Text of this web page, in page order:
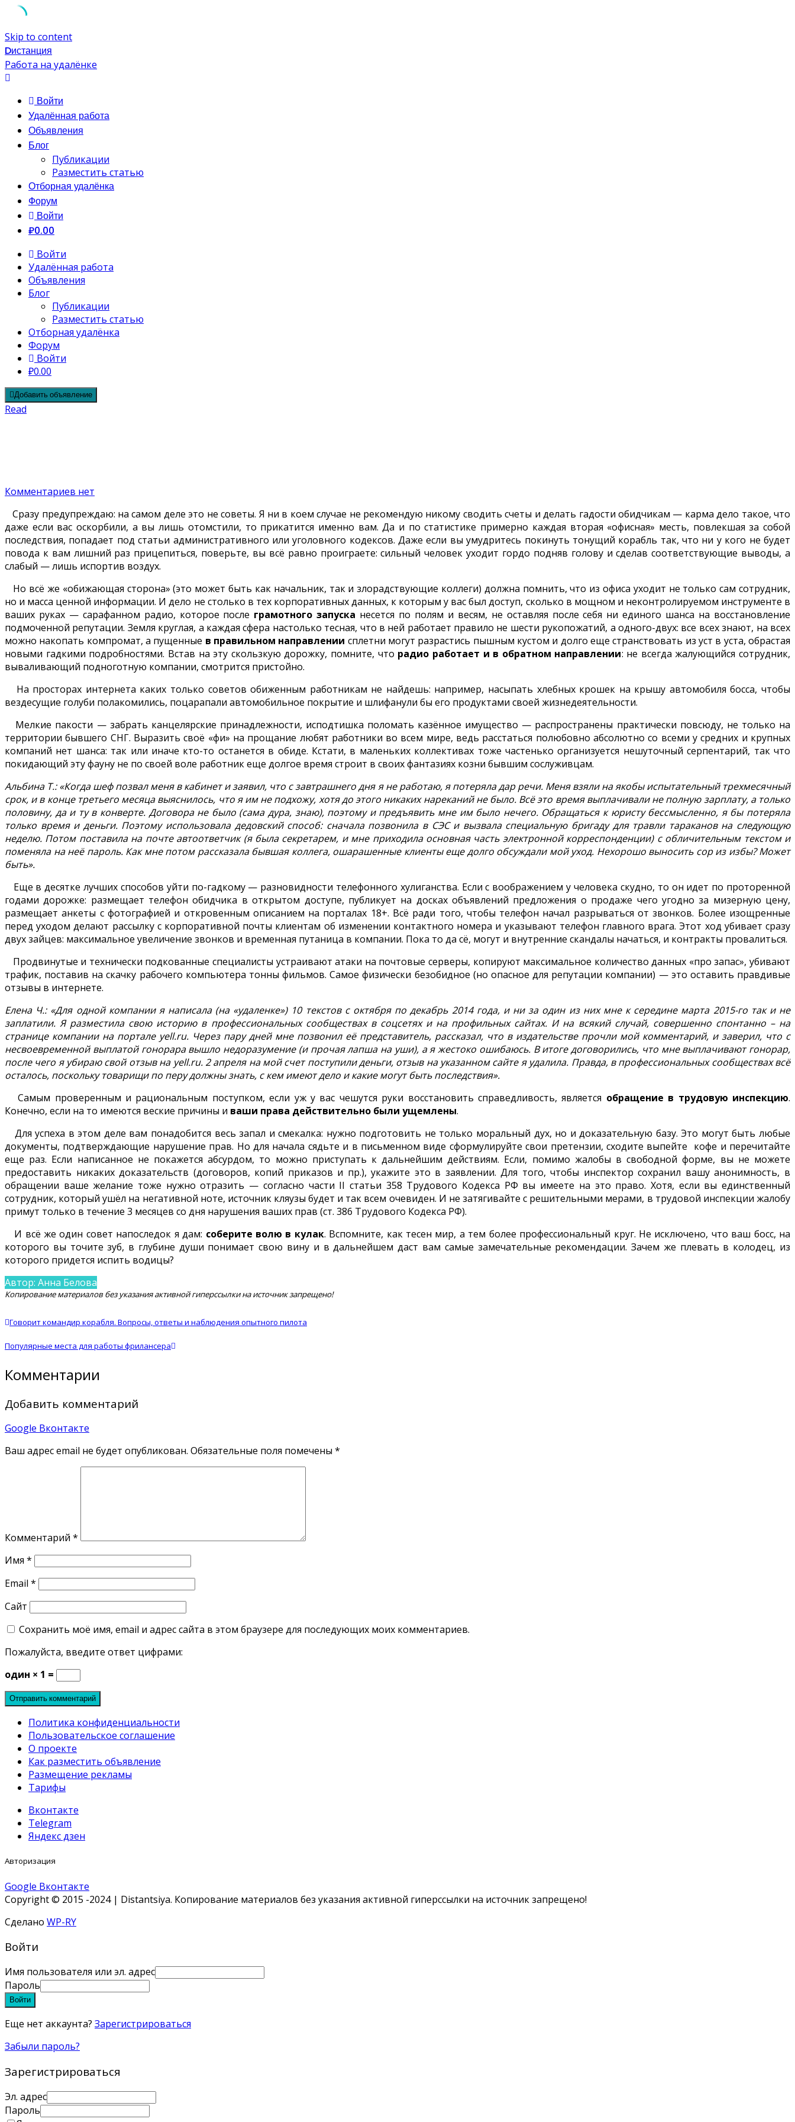
Skip to content
Dистанция
Работа на удалёнке
Войти
Удалённая работа
Объявления
Блог
Публикации
Разместить статью
Отборная удалёнка
Форум
Войти
₽0.00
Войти
Удалённая работа
Объявления
Блог
Публикации
Разместить статью
Отборная удалёнка
Форум
Войти
₽0.00
Добавить объявление
Read
Комментариев нет
Сразу предупреждаю: на самом деле это не советы. Я ни в коем случае не рекомендую никому сводить счеты и делать гадости обидчикам — карма дело такое, что
даже если вас оскорбили, а вы лишь отомстили, то прикатится именно вам. Да и по статистике примерно каждая вторая «офисная» месть, повлекшая за собой
последствия, попадает под статьи административного или уголовного кодексов. Даже если вы умудритесь покинуть тонущий корабль так, что ни у кого не будет
повода к вам лишний раз прицепиться, поверьте, вы всё равно проиграете: сильный человек уходит гордо подняв голову и сделав соответствующие выводы, а
слабый — лишь испортив воздух.
Но всё же «обижающая сторона» (это может быть как начальник, так и злорадствующие коллеги) должна помнить, что из офиса уходит не только сам сотрудник,
но и масса ценной информации. И дело не столько в тех корпоративных данных, к которым у вас был доступ, сколько в мощном и неконтролируемом инструменте в
ваших руках — сарафанном радио, которое после грамотного запуска несется по полям и весям, не оставляя после себя ни единого шанса на восстановление
подмоченной репутации. Земля круглая, а каждая сфера настолько тесная, что в ней работает правило не шести рукопожатий, а одного-двух: все всех знают, на всех
можно накопать компромат, а пущенные в правильном направлении сплетни могут разрастись пышным кустом и долго еще странствовать из уст в уста, обрастая
новыми гадкими подробностями. Встав на эту скользкую дорожку, помните, что радио работает и в обратном направлении: не всегда жалующийся сотрудник,
вываливающий подноготную компании, смотрится пристойно.
На просторах интернета каких только советов обиженным работникам не найдешь: например, насыпать хлебных крошек на крышу автомобиля босса, чтобы
вездесущие голуби полакомились, поцарапали автомобильное покрытие и шлифанули бы его продуктами своей жизнедеятельности.
Мелкие пакости — забрать канцелярские принадлежности, исподтишка поломать казённое имущество — распространены практически повсюду, не только на
территории бывшего СНГ. Выразить своё «фи» на прощание любят работники во всем мире, ведь расстаться полюбовно абсолютно со всеми у средних и крупных
компаний нет шанса: так или иначе кто-то останется в обиде. Кстати, в маленьких коллективах тоже частенько организуется нешуточный серпентарий, так что
покидающий эту фауну не по своей воле работник еще долгое время строит в своих фантазиях козни бывшим сослуживцам.
Альбина Т.: «Когда шеф позвал меня в кабинет и заявил, что с завтрашнего дня я не работаю, я потеряла дар речи. Меня взяли на якобы испытательный трехмесячный
срок, и в конце третьего месяца выяснилось, что я им не подхожу, хотя до этого никаких нареканий не было. Всё это время выплачивали не полную зарплату, а только
половину, да и ту в конверте. Договора не было (сама дура, знаю), поэтому и предъявить мне им было нечего. Обращаться к юристу бессмысленно, я бы потеряла
только время и деньги. Поэтому использовала дедовский способ: сначала позвонила в СЭС и вызвала специальную бригаду для травли тараканов на следующую
неделю. Потом поставила на почте автоответчик (я была секретарем, и мне приходила основная часть электронной корреспонденции) с обличительным текстом и
поменяла на неё пароль. Как мне потом рассказала бывшая коллега, ошарашенные клиенты еще долго обсуждали мой уход. Нехорошо выносить сор из избы? Может
быть».
Еще в десятке лучших способов уйти по-гадкому — разновидности телефонного хулиганства. Если с воображением у человека скудно, то он идет по проторенной
годами дорожке: размещает телефон обидчика в открытом доступе, публикует на досках объявлений предложения о продаже чего угодно за мизерную цену,
размещает анкеты с фотографией и откровенным описанием на порталах 18+. Всё ради того, чтобы телефон начал разрываться от звонков. Более изощренные
перед уходом делают рассылку с корпоративной почты клиентам об изменении контактного номера и указывают телефон главного врага. Этот ход убивает сразу
двух зайцев: максимальное увеличение звонков и временная путаница в компании. Пока то да сё, могут и внутренние скандалы начаться, и контракты провалиться.
Продвинутые и технически подкованные специалисты устраивают атаки на почтовые серверы, копируют максимальное количество данных «про запас», убивают
трафик, поставив на скачку рабочего компьютера тонны фильмов. Самое физически безобидное (но опасное для репутации компании) — это оставить правдивые
отзывы в интернете.
Елена Ч.: «Для одной компании я написала (на «удаленке») 10 текстов с октября по декабрь 2014 года, и ни за один из них мне к середине марта 2015-го так и не
заплатили. Я разместила свою историю в профессиональных сообществах в соцсетях и на профильных сайтах. И на всякий случай, совершенно спонтанно – на
странице компании на портале yell.ru. Через пару дней мне позвонил её представитель, рассказал, что в издательстве прочли мой комментарий, и заверил, что с
несвоевременной выплатой гонорара вышло недоразумение (и прочая лапша на уши), а я жестоко ошибаюсь. В итоге договорились, что мне выплачивают гонорар,
после чего я убираю свой отзыв на yell.ru. 2 апреля на мой счет поступили деньги, отзыв на указанном сайте я удалила. Правда, в профессиональных сообществах всё
осталось, поскольку товарищи по перу должны знать, с кем имеют дело и какие могут быть последствия».
Самым проверенным и рациональным поступком, если уж у вас чешутся руки восстановить справедливость, является обращение в трудовую инспекцию.
Конечно, если на то имеются веские причины и ваши права действительно были ущемлены.
Для успеха в этом деле вам понадобится весь запал и смекалка: нужно подготовить не только моральный дух, но и доказательную базу. Это могут быть любые
документы, подтверждающие нарушение прав. Но для начала сядьте и в письменном виде сформулируйте свои претензии, сходите выпейте кофе и перечитайте
еще раз. Если написанное не покажется абсурдом, то можно приступать к дальнейшим действиям. Если, помимо жалобы в свободной форме, вы не можете
предоставить никаких доказательств (договоров, копий приказов и пр.), укажите это в заявлении. Для того, чтобы инспектор сохранил вашу анонимность, в
обращении ваше желание тоже нужно отразить — согласно части II статьи 358 Трудового Кодекса РФ вы имеете на это право. Хотя, если вы единственный
сотрудник, который ушёл на негативной ноте, источник кляузы будет и так всем очевиден. И не затягивайте с решительными мерами, в трудовой инспекции жалобу
примут только в течение 3 месяцев со дня нарушения ваших прав (ст. 386 Трудового Кодекса РФ).
И всё же один совет напоследок я дам: соберите волю в кулак. Вспомните, как тесен мир, а тем более профессиональный круг. Не исключено, что ваш босс, на
которого вы точите зуб, в глубине души понимает свою вину и в дальнейшем даст вам самые замечательные рекомендации. Зачем же плевать в колодец, из
которого придется испить водицы?
Автор: Анна Белова
Копирование материалов без указания активной гиперссылки на источник запрещено!
Говорит командир корабля. Вопросы, ответы и наблюдения опытного пилота
Популярные места для работы фрилансера
Комментарии
Добавить комментарий
Google Вконтакте
Ваш адрес email не будет опубликован. Обязательные поля помечены *
Комментарий *
Имя *
Email *
Сайт
Сохранить моё имя, email и адрес сайта в этом браузере для последующих моих комментариев.
Пожалуйста, введите ответ цифрами:
один × 1 =
Политика конфиденциальности
Пользовательское соглашение
О проекте
Как разместить объявление
Размещение рекламы
Тарифы
Вконтакте
Telegram
Яндекс дзен
Авторизация
Google Вконтакте
Copyright © 2015 -2024 | Distantsiya. Копирование материалов без указания активной гиперссылки на источник запрещено!
Сделано WP-RY
Войти
Имя пользователя или эл. адрес
Пароль
Войти
Еще нет аккаунта? Зарегистрироваться
Забыли пароль?
Зарегистрироваться
Эл. адрес
Пароль